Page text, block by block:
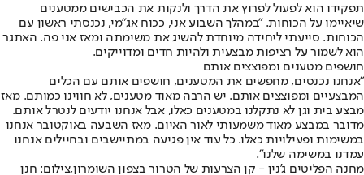
תפקידו הוא לפעול לפרוץ את הדרך ולנקות את הכבישים ממטענים
שיאיימו על הכוחות. "במהלך השבוע אני, ככוח אג"מי, נכנסתי ראשון עם
הכוחות. סייעתי ליחידה מיוחדת להשיג את משימתה ומאז אני פה. האתגר
הוא לשמור על רציפות מבצעית ולהיות חדים ומדוייקים.
חושפים מטענים ומפוצצים אותם
"אנחנו נכנסים, מחפשים את המטענים, חושפים אותם עם הכלים
המבצעיים ומפוצצים אותם. יש הרבה מאוד מטענים, לא חווינו כמותם. מאז
מבצע בית וגן לא נתקלנו במטענים כאלו, אבל אנחנו יודעים לנטרל אותם.
מדובר במבצע מאוד משמעותי לאור האיום. מאז השבעה באוקטובר אנחנו
במשימות ופעילויות כאלו. כל עוד אין פגיעה במתיישבים ובחיילים אנחנו
עמדנו במשימה שלנו".
מחנה הפליטים ג'נין - קן הצרעות של הטרור בצפון השומרון,צילום: חנן